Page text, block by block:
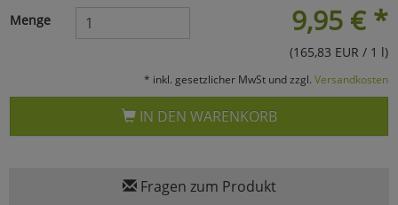
9,95 € *
Menge
(165,83 EUR / 1 l)
* inkl. gesetzlicher MwSt und zzgl. Versandkosten
IN DEN WARENKORB
Fragen zum Produkt